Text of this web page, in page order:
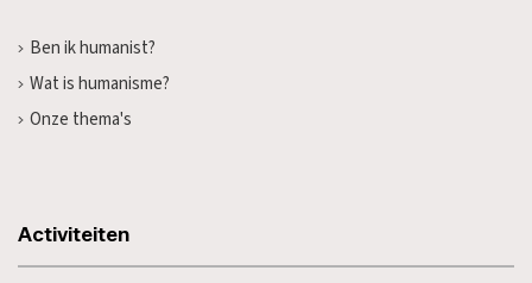
Ben ik humanist?
Wat is humanisme?
Onze thema's
Activiteiten